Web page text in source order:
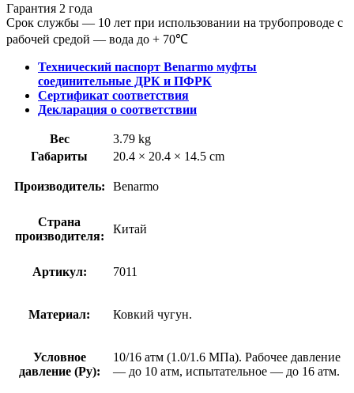
Гарантия 2 года
Срок службы — 10 лет при использовании на трубопроводе с
рабочей средой — вода до + 70℃
Технический паспорт Benarmo муфты
соединительные ДРК и ПФРК
Сертификат соответствия
Декларация о соответствии
Вес
3.79 kg
Габариты
20.4 × 20.4 × 14.5 cm
Производитель: Benarmo
Страна
производителя:
Китай
Артикул: 7011
Материал: Ковкий чугун.
Условное
давление (Ру):
10/16 атм (1.0/1.6 МПа). Рабочее давление
— до 10 атм, испытательное — до 16 атм.